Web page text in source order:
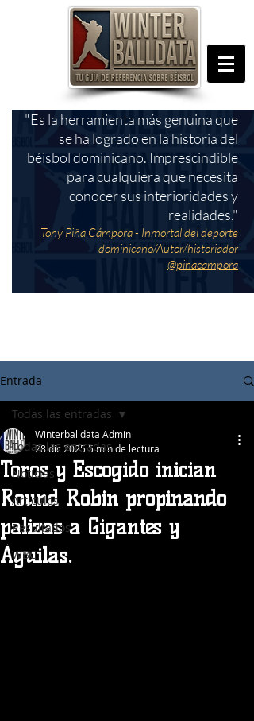
"Es la herramienta más genuina que
se ha logrado en la historia del
béisbol dominicano. Imprescindible
para cualquiera que necesita
conocer sus interioridades y
realidades."
Tony Piña Cámpora - Inmortal del deporte
dominicano/Autor/historiador
@pinacampora
Entrada
Todas las entradas
Noticias
Articulos
Resultados
WBC
Todas las entradas
Toros y Escogido inician
Round Robin propinando
palizas a Gigantes y
Águilas.
Winterballdata Admin
28 dic 20255 min de lectura